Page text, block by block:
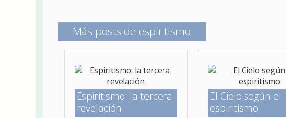
Más posts de espiritismo
Espiritismo: la tercera
revelación
El Cielo según el
espiritismo